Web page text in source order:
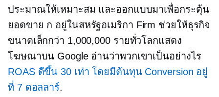
ประมาณให้เหมาะสม และออกแบบมาเพื่อกระตุ้น
ยอดขาย ก อยู่ในสหรัฐอเมริกา Firm ช่วยให้ธุรกิจ
ขนาดเล็กกว่า 1,000,000 รายทั่วโลกแสดง
โฆษณาบน Google อ่านว่าพวกเขาเป็นอย่างไร
ROAS ดีขึ้น 30 เท่า โดยมีต้นทุน Conversion อยู่
ที่ 7 ดอลลาร์.